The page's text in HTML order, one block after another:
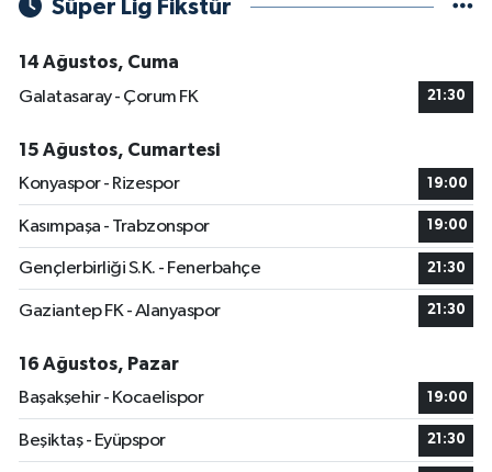
Süper Lig Fikstür
14 Ağustos, Cuma
Galatasaray - Çorum FK
21:30
15 Ağustos, Cumartesi
Konyaspor - Rizespor
19:00
Kasımpaşa - Trabzonspor 19:00
Gençlerbirliği S.K. - Fenerbahçe 21:30
Gaziantep FK - Alanyaspor 21:30
16 Ağustos, Pazar
Başakşehir - Kocaelispor
19:00
Beşiktaş - Eyüpspor 21:30